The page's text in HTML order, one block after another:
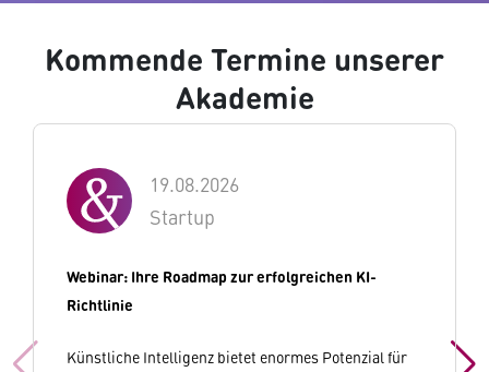
Kommende Termine unserer
Akademie
19.08.2026
Startup
Webinar: Ihre Roadmap zur erfolgreichen KI-
Richtlinie
Künstliche Intelligenz bietet enormes Potenzial für